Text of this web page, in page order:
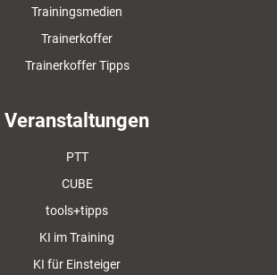
Trainingsmedien
Trainerkoffer
Trainerkoffer Tipps
Veranstaltungen
PTT
CUBE
tools+tipps
KI im Training
KI für Einsteiger